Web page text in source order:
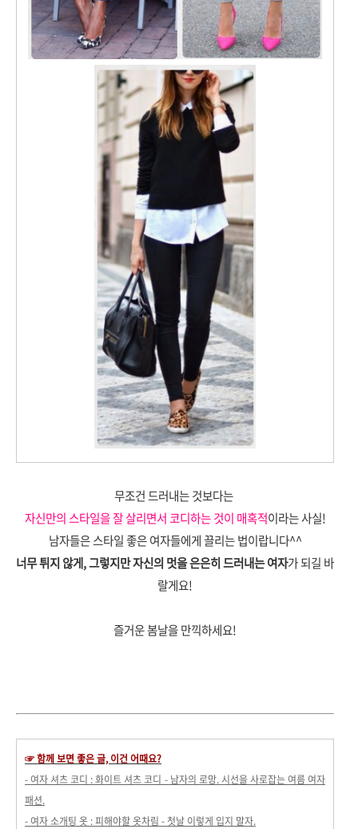
무조건 드러내는 것보다는
자신만의 스타일을 잘 살리면서 코디하는 것이 매혹적이라는 사실!
남자들은 스타일 좋은 여자들에게 끌리는 법이랍니다^^
너무 튀지 않게, 그렇지만 자신의 멋을 은은히 드러내는 여자가 되길 바
랄게요!
즐거운 봄날을 만끽하세요!
☞ 함께 보면 좋은 글, 이건 어때요?
- 여자 셔츠 코디 : 화이트 셔츠 코디 - 남자의 로망. 시선을 사로잡는 여름 여자
패션.
- 여자 소개팅 옷 : 피해야할 옷차림 - 첫날 이렇게 입지 말자.